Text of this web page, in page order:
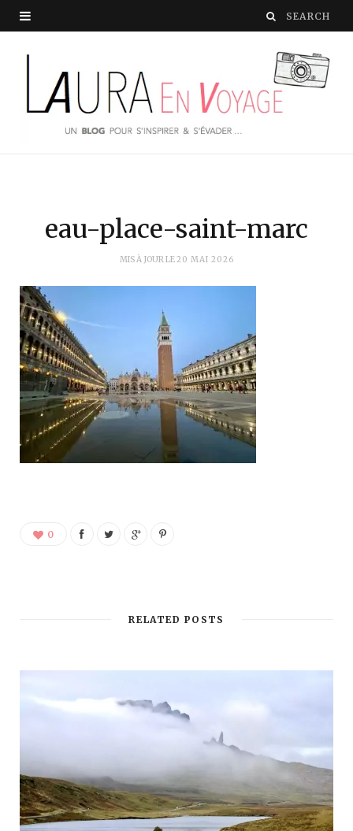
eau-place-saint-marc
MIS À JOUR LE20 MAI 2026
0
RELATED POSTS